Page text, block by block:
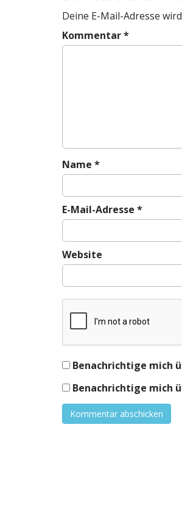
t
n
a
v
o
n
Deine E-Mail-Adresse
Kommentar*
Name *
E-Mail-Adresse *
Website
Benachrichtige mich
Benachrichtige mich